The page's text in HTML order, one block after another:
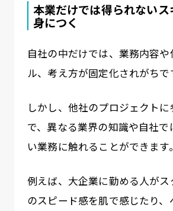
本業だけでは得られない
身につく
自社の中だけでは、業務内容
ル、考え方が固定化されがちで
しかし、他社のプロジェクト
で、異なる業界の知識や自社
い業務に触れることができます。
例えば、大企業に勤める人が
のスピード感を肌で感じたり